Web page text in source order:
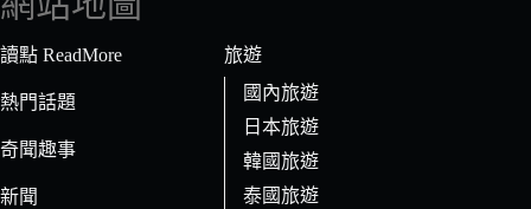
合
條
的
果
讀點 ReadMore
熱門話題
奇聞趣事
新聞
旅遊
國內旅遊
日本旅遊
韓國旅遊
泰國旅遊